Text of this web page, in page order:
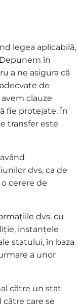
legea aplicabilă,
în
a ne asigura că
de
clauze
fie protejate. În
transfer este
dvs, ca de
cerere de
dvs. cu
instanțele
statului, în baza
a unor
către un stat
care se